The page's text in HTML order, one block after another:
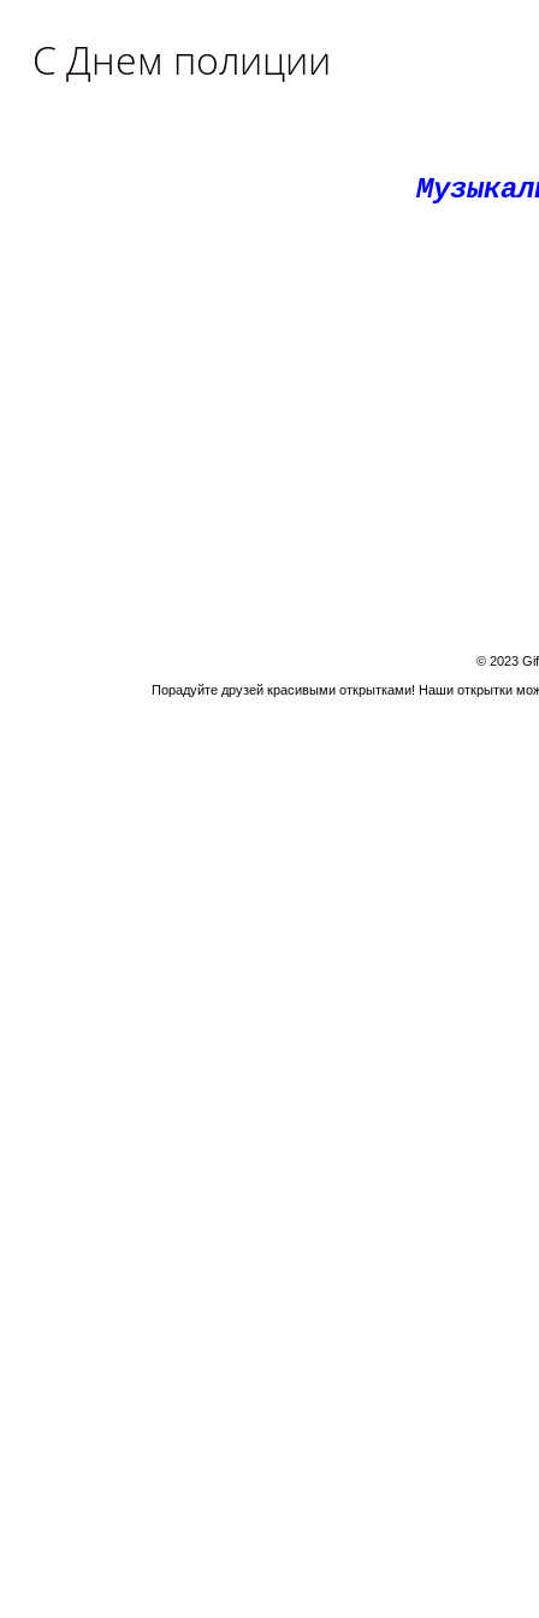
С Днем полиции
© 2023
Порадуйте друзей красивыми открытками! Наши открытки